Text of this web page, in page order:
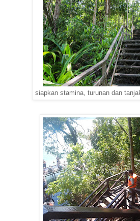
siapkan stamina, turunan dan